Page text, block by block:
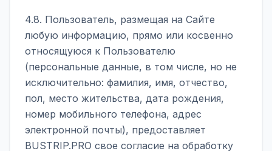
4.8. Пользователь, размещая на Сайте
любую информацию, прямо или косвенно
относящуюся к Пользователю
(персональные данные, в том числе, но не
исключительно: фамилия, имя, отчество,
пол, место жительства, дата рождения,
номер мобильного телефона, адрес
электронной почты), предоставляет
BUSTRIP.PRO свое согласие на обработку